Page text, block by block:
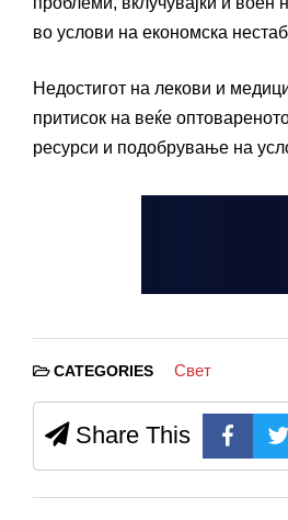
во услови на економска
Недостигот на лекови и
притисок на веќе
ресурси и подобрување на
CATEGORIES Свет
Share This